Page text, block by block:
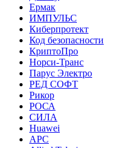
Ермак
ИМПУЛЬС
Киберпротект
Код безопасности
КриптоПро
Норси-Транс
Парус Электро
РЕД СОФТ
Рикор
РОСА
СИЛА
Huawei
APC